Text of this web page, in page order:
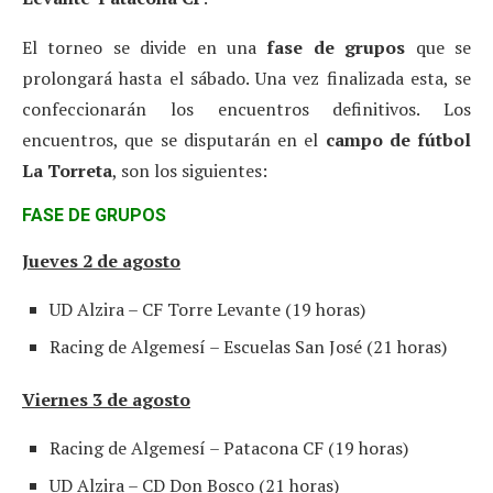
El torneo se divide en unafase de grupos que se
prolongará hasta el sábado. Una vez finalizada esta, se
confeccionarán los encuentros definitivos. Los
encuentros, que se disputarán en el campo de fútbol
La Torreta, son los siguientes:
FASE DE GRUPOS
Jueves 2 de agosto
UD Alzira – CF Torre Levante (19 horas)
Racing de Algemesí – Escuelas San José (21 horas)
Viernes 3 de agosto
Racing de Algemesí – Patacona CF (19 horas)
UD Alzira – CD Don Bosco (21 horas)